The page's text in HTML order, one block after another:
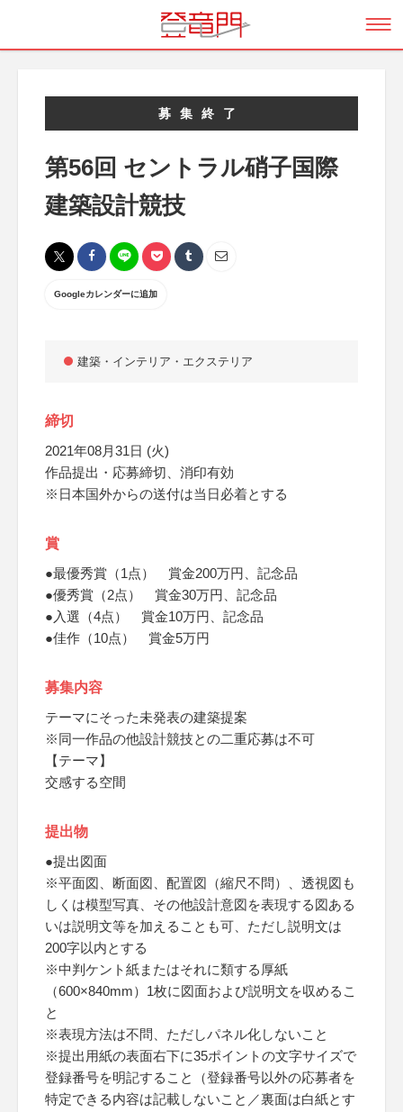
募集終了
第56回 セントラル硝子国際
建築設計競技
Googleカレンダーに追加
建築・インテリア・エクステリア
締切
2021年08月31日 (火)
作品提出・応募締切、消印有効
※日本国外からの送付は当日必着とする
賞
●最優秀賞（1点） 賞金200万円、記念品
●優秀賞（2点） 賞金30万円、記念品
●入選（4点） 賞金10万円、記念品
●佳作（10点） 賞金5万円
募集内容
テーマにそった未発表の建築提案
※同一作品の他設計競技との二重応募は不可
【テーマ】
交感する空間
提出物
●提出図面
※平面図、断面図、配置図（縮尺不問）、透視図も
しくは模型写真、その他設計意図を表現する図ある
いは説明文等を加えることも可、ただし説明文は
200字以内とする
※中判ケント紙またはそれに類する厚紙
（600×840mm）1枚に図面および説明文を収めるこ
と
※表現方法は不問、ただしパネル化しないこと
※提出用紙の表面右下に35ポイントの文字サイズで
登録番号を明記すること（登録番号以外の応募者を
特定できる内容は記載しないこと／裏面は白紙とす